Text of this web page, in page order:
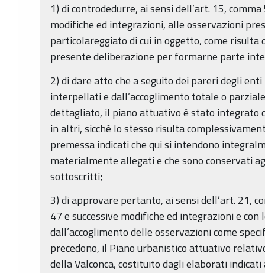
1) di controdedurre, ai sensi dell’art. 15,
modifiche ed integrazioni, alle osservazioni
particolareggiato di cui in oggetto, come risulta
presente deliberazione per formarne parte
2) di dare atto che a seguito dei pareri degli
interpellati e dall’accoglimento totale o
dettagliato, il piano attuativo è stato integrato
in altri, sicché lo stesso risulta
premessa indicati che qui si intendono
materialmente allegati e che sono conservati
sottoscritti;
3) di approvare pertanto, ai sensi dell’art. 21,
47 e successive modifiche ed integrazioni e
dall’accoglimento delle osservazioni come
precedono, il Piano urbanistico attuativo
della Valconca, costituito dagli elaborati